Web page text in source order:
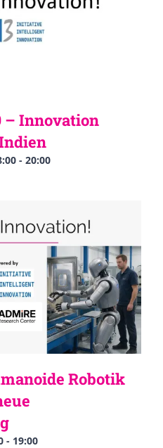
– Innovation
- 20:00
Robotik
- 19:00